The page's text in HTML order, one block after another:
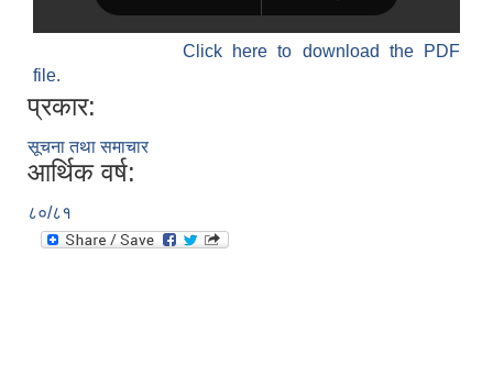
Click here to download the PDF
file.
प्रकार:
सूचना तथा समाचार
आर्थिक वर्ष:
८०/८१